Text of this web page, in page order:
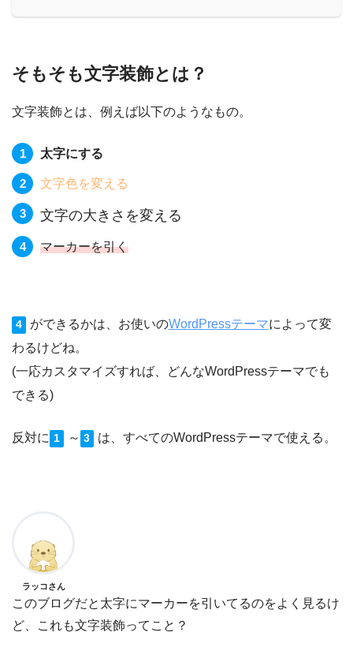
そもそも文字装飾とは？
文字装飾とは、例えば以下のようなもの。
太字にする
文字色を変える
文字の大きさを変える
マーカーを引く
4 ができるかは、お使いのWordPressテーマによって変
わるけどね。
(一応カスタマイズすれば、どんなWordPressテーマでも
できる)
反対に 1 ～ 3 は、すべてのWordPressテーマで使える。
ラッコさん
このブログだと太字にマーカーを引いてるのをよく見るけ
ど、これも文字装飾ってこと？